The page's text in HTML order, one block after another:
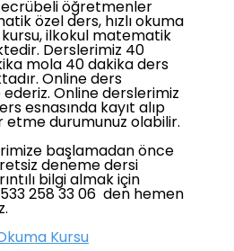
öğretmenler
özel ders, hızlı okuma
ilkokul matematik
Derslerimiz 40
mola 40 dakika ders
Online ders
ederiz. Online derslerimiz
esnasında kayıt alıp
durumunuz olabilir.
başlamadan önce
deneme dersi
bilgi almak için
258 33 06 den hemen
Kursu